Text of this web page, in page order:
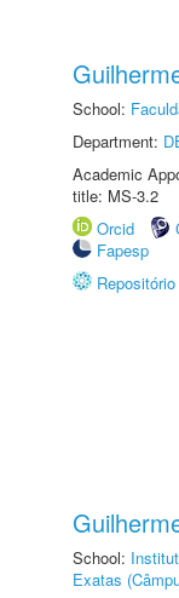
School:
Department:
Academic
title: MS-3.2
Orcid
Fapesp
School:
Exatas